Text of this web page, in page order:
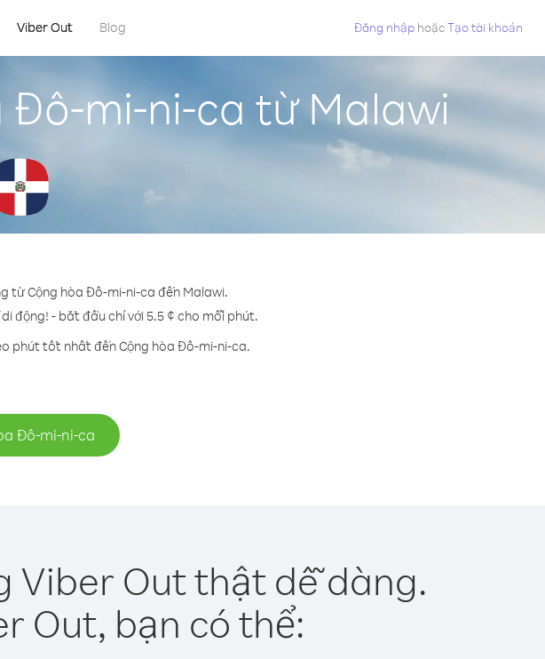
Viber Out Blog Đăng nhập hoặcTạo tài khoản
Đô-mi-ni-ca từ Malawi
từ Cộng hòa Đô-mi-ni-ca đến Malawi.
động! - bắt đầu chỉ với 5.5 ¢ cho mỗi phút.
phút tốt nhất đến Cộng hòa Đô-mi-ni-ca.
Đô-mi-ni-ca
Viber Out thật dễ dàng.
Out, bạn có thể: